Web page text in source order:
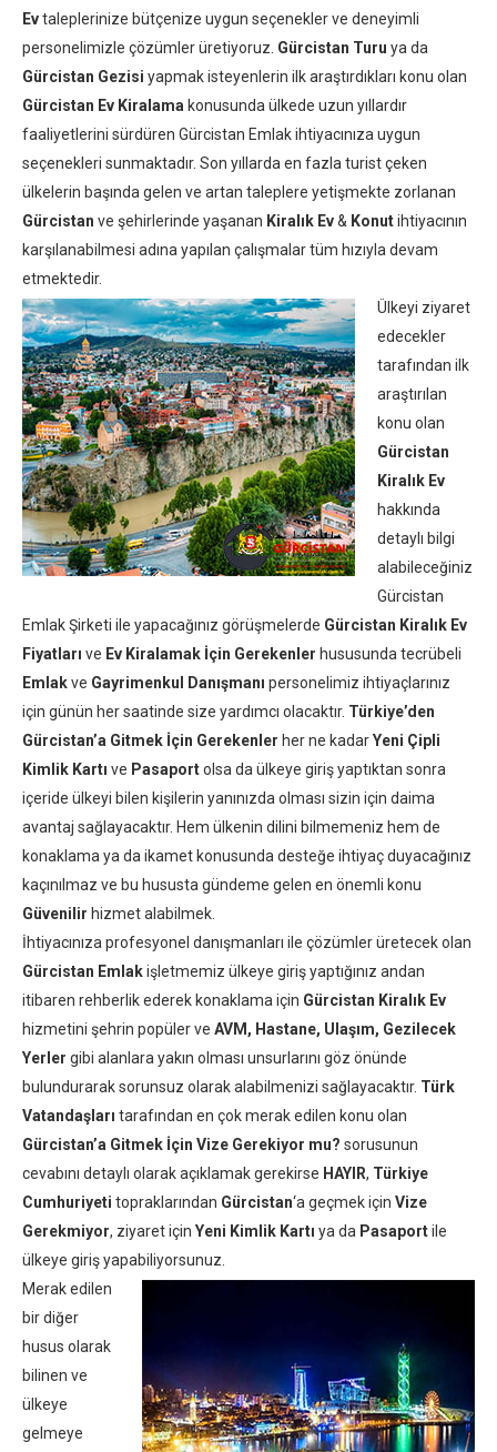
Evtaleplerinize bütçenize uygun seçenekler ve deneyimli
personelimizle çözümler üretiyoruz. Gürcistan Turu ya da
Gürcistan Gezisi yapmak isteyenlerin ilk araştırdıkları konu olan
Gürcistan Ev Kiralama konusunda ülkede uzun yıllardır
faaliyetlerini sürdüren Gürcistan Emlak ihtiyacınıza uygun
seçenekleri sunmaktadır. Son yıllarda en fazla turist çeken
ülkelerin başında gelen ve artan taleplere yetişmekte zorlanan
Gürcistan ve şehirlerinde yaşanan Kiralık Ev& Konutihtiyacının
karşılanabilmesi adına yapılan çalışmalar tüm hızıyla devam
etmektedir.
Ülkeyi ziyaret
edecekler
tarafından ilk
araştırılan
konu olan
Gürcistan
Kiralık Ev
hakkında
detaylı bilgi
alabileceğiniz
Gürcistan
Emlak Şirketi ile yapacağınız görüşmelerde Gürcistan Kiralık Ev
Fiyatları ve Ev Kiralamak İçin Gerekenler hususunda tecrübeli
Emlakve Gayrimenkul Danışmanı personelimiz ihtiyaçlarınız
için günün her saatinde size yardımcı olacaktır. Türkiye’den
Gürcistan’a Gitmek İçin Gerekenler her ne kadarYeni Çipli
Kimlik Kartı ve Pasaportolsa da ülkeye giriş yaptıktan sonra
içeride ülkeyi bilen kişilerin yanınızda olması sizin için daima
avantaj sağlayacaktır. Hem ülkenin dilini bilmemeniz hem de
konaklama ya da ikamet konusunda desteğe ihtiyaç duyacağınız
kaçınılmaz ve bu hususta gündeme gelen en önemli konu
Güvenilir hizmet alabilmek.
İhtiyacınıza profesyonel danışmanları ile çözümler üretecek olan
Gürcistan Emlakişletmemiz ülkeye giriş yaptığınız andan
itibaren rehberlik ederek konaklama için Gürcistan Kiralık Ev
hizmetini şehrin popüler ve AVM, Hastane, Ulaşım, Gezilecek
Yerler gibi alanlara yakın olması unsurlarını göz önünde
bulundurarak sorunsuz olarak alabilmenizi sağlayacaktır. Türk
Vatandaşları tarafından en çok merak edilen konu olan
Gürcistan’a Gitmek İçin Vize Gerekiyor mu? sorusunun
cevabını detaylı olarak açıklamak gerekirse HAYIR, Türkiye
Cumhuriyeti topraklarından Gürcistan‘a geçmek için Vize
Gerekmiyor, ziyaret için Yeni Kimlik Kartı ya da Pasaportile
ülkeye giriş yapabiliyorsunuz.
Merak edilen
bir diğer
husus olarak
bilinen ve
ülkeye
gelmeye